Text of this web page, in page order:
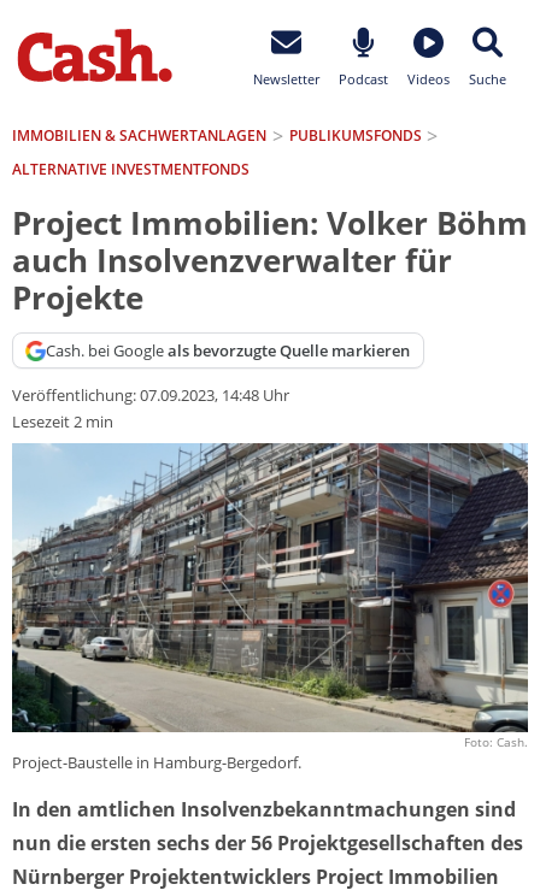
Newsletter Podcast Videos Suche
IMMOBILIEN & SACHWERTANLAGEN
PUBLIKUMSFONDS
ALTERNATIVE INVESTMENTFONDS
Project Immobilien: Volker Böhm
auch Insolvenzverwalter für
Projekte
Cash. bei Googleals bevorzugte Quelle markieren
Veröffentlichung:07.09.2023, 14:48 Uhr
Lesezeit 2 min
Foto: Cash.
Project-Baustelle in Hamburg-Bergedorf.
In den amtlichen Insolvenzbekanntmachungen sind
nun die ersten sechs der 56 Projektgesellschaften des
Nürnberger Projektentwicklers Project Immobilien